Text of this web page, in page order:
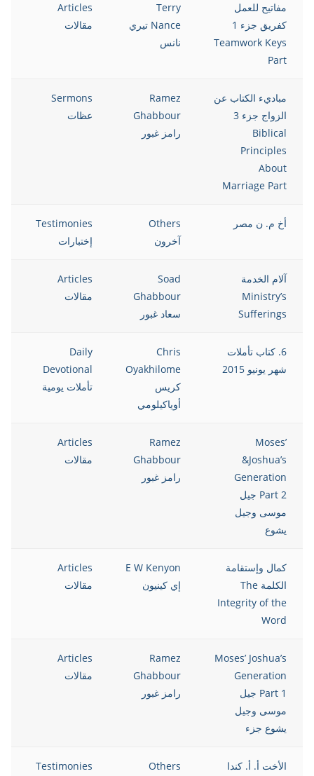
مفاتيح للعمل
كفريق جزء 1
Teamwork Keys
Part
Terry
Nance تيري
نانس
Articles
مقالات
مباديء الكتاب عن
الزواج جزء 3
Biblical
Principles
About
Marriage Part
Ramez
Ghabbour
رامز غبور
Sermons
عظات
أخ م. ن مصر
Others
آخرون
Testimonies
إختبارات
آلام الخدمة
Ministry’s
Sufferings
Soad
Ghabbour
سعاد غبور
Articles
مقالات
6. كتاب تأملات
شهر يونيو 2015
Chris
Oyakhilome
كريس
أوياكيلومي
Daily
Devotional
تأملات يومية
Moses’
&Joshua’s
Generation
Part 2 جيل
موسى وجيل
يشوع
Ramez
Ghabbour
رامز غبور
Articles
مقالات
كمال وإستقامة
الكلمة The
Integrity of the
Word
E W Kenyon
إي كينيون
Articles
مقالات
Moses’ Joshua’s
Generation
Part 1 جيل
موسى وجيل
يشوع جزء
Ramez
Ghabbour
رامز غبور
Articles
مقالات
الأخت أ. أ. كندا
Others
Testimonies